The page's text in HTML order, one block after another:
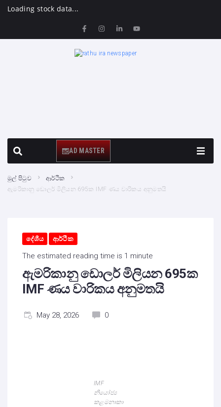
Loading stock data...
AD MASTER
මුල් පිටුව
ආර්ථික
ඇමරිකානු ඩොලර් මිලියන 695ක IMF ණය වාරිකය අනුමතයි
දේශීය ආර්ථික
The estimated reading time is 1 minute
ඇමරිකානු ඩොලර් මිලියන 695ක
IMF ණය වාරිකය අනුමතයි
May 28, 2026 0
IMF
නියෝජ්‍ය
කළමනාකා